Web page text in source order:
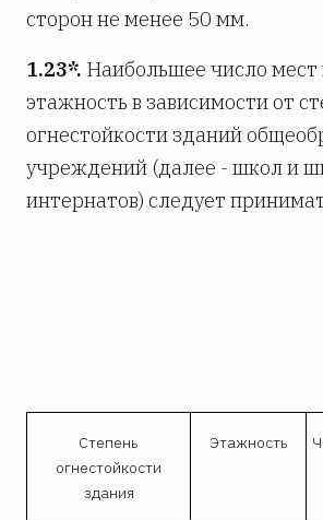
сторон не менее 50 мм.
1.23*. Наибольшее число
этажность в зависимости от
огнестойкости зданий
учреждений (далее - школ и
интернатов) следует
Степень
огнестойкости
здания
Этажность